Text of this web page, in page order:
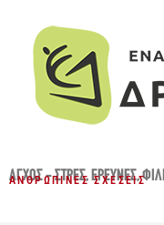
ΆΓΧΟΣ - ΣΤΡΕΣ,ΈΡΕΥΝΕΣ,
ΑΝΘΡΏΠΙΝΕΣ ΣΧΈΣΕΙΣ